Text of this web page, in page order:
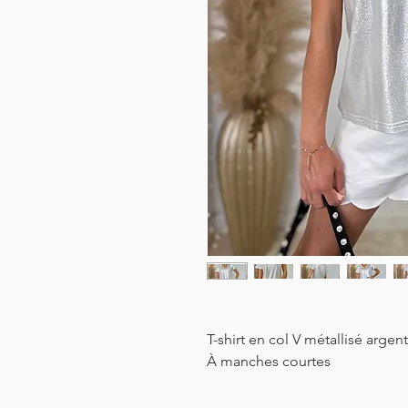
T-shirt en col V métallisé
À manches courtes